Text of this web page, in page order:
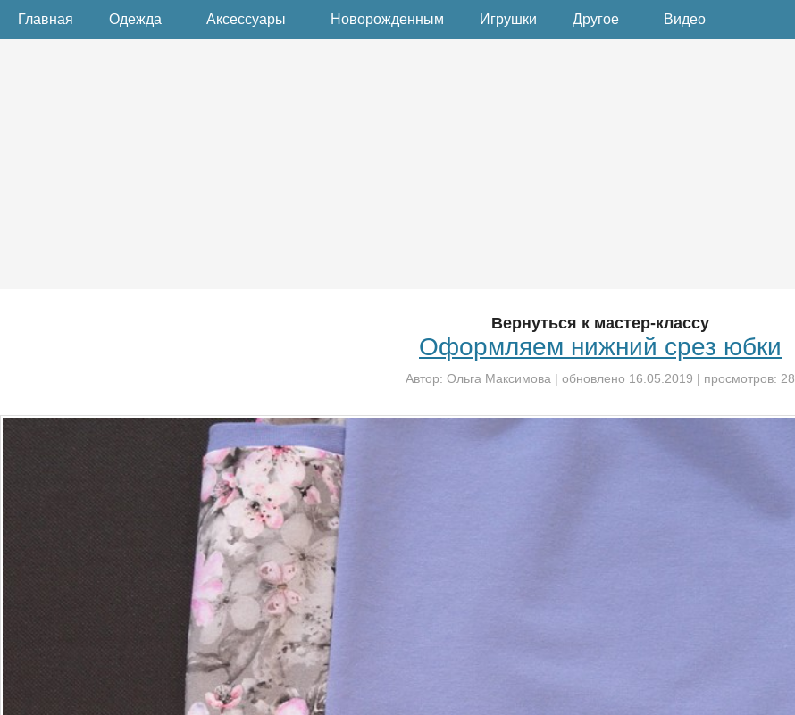
Главная Одежда Аксессуары Новорожденным Игрушки Другое Видео
Вернуться к мастер-классу
Оформляем нижний срез юбки
Автор: Ольга Максимова | обновлено 16.05.2019 | просмотров: 28